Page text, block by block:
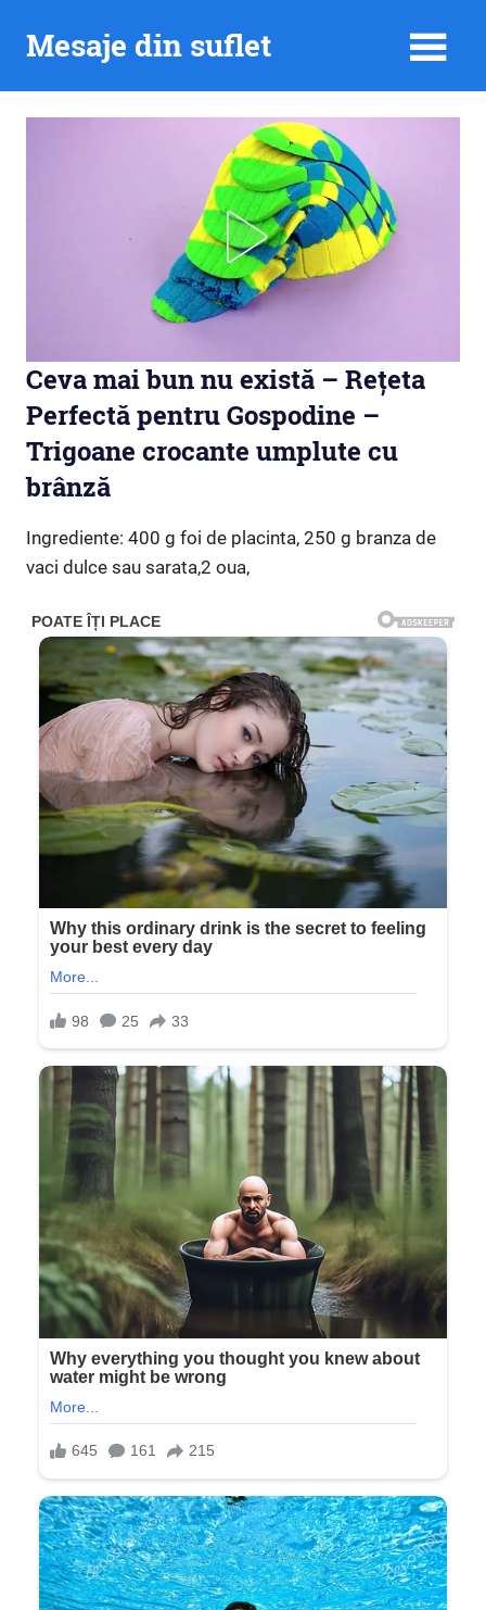
Mesaje din suflet
Ceva mai bun nu există – Rețeta
Perfectă pentru Gospodine –
Trigoane crocante umplute cu
brânză
Ingrediente: 400 g foi de placinta, 250 g branza de
vaci dulce sau sarata,2 oua,